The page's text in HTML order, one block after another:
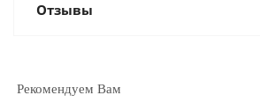
Отзывы
Рекомендуем Вам